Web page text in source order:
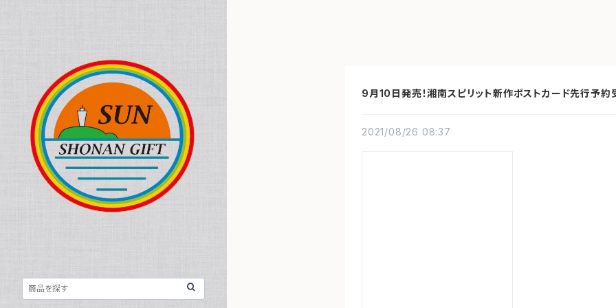
9月10日発売！湘南スピリット新作ポストカード先行予約
2021/08/26 08:37